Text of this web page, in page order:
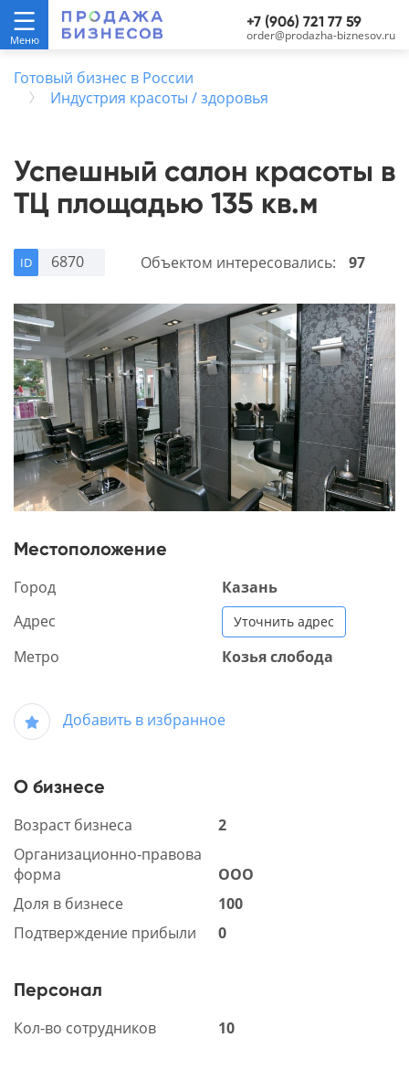
+7 (906) 721 77 59
order@prodazha-biznesov.ru
Готовый бизнес в России
Индустрия красоты / здоровья
Успешный салон красоты в
ТЦ площадью 135 кв.м
ID 6870 Объектом интересовались: 97
Местоположение
Город
Казань
Адрес
Уточнить адрес
Метро Козья слобода
Добавить в избранное
О бизнесе
Возраст бизнеса
2
Организационно-правова
форма
ООО
Доля в бизнесе
100
Подтверждение прибыли
0
Персонал
Кол-во сотрудников 10